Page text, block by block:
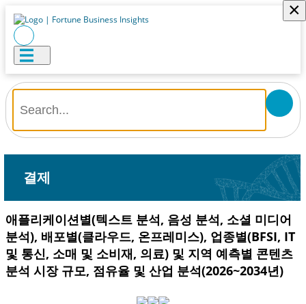
×
결제
애플리케이션별(텍스트 분석, 음성 분석, 소셜 미디어
분석), 배포별(클라우드, 온프레미스), 업종별(BFSI, IT
및 통신, 소매 및 소비재, 의료) 및 지역 예측별 콘텐츠
분석 시장 규모, 점유율 및 산업 분석(2026~2034년)